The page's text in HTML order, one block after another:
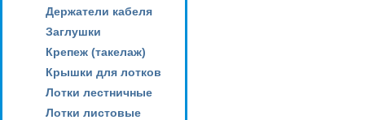
Держатели кабеля
Заглушки
Крепеж (такелаж)
Крышки для лотков
Лотки лестничные
Лотки листовые